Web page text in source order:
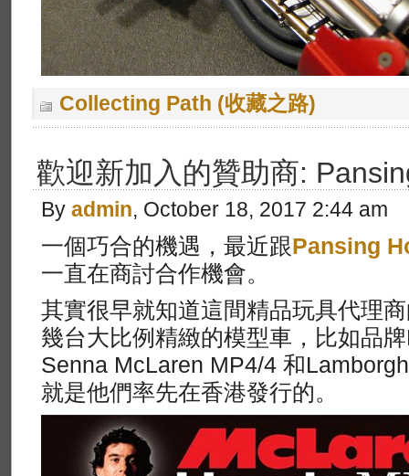
Collecting Path (收藏之路)
歡迎新加入的贊助商:
By admin, October 18, 2017 2:44 am
一個巧合的機遇，最近跟Pansing
一直在商討合作機會。
其實很早就知道這間精品玩具代理
幾台大比例精緻的模型車，比如品
Senna McLaren MP4/4 和
就是他們率先在香港發行的。